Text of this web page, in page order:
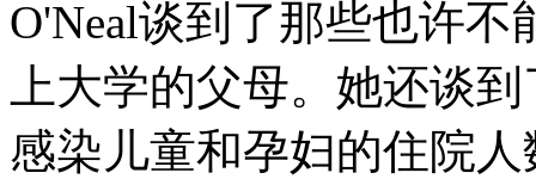
O'Neal谈到了那些也许
上大学的父母。她还谈
感染儿童和孕妇的住院